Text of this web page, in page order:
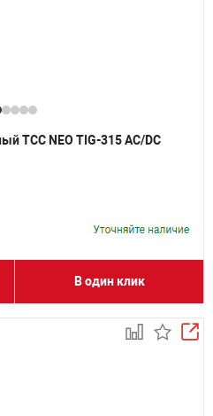
ТСС NEO TIG-315 AC/DC
В один клик